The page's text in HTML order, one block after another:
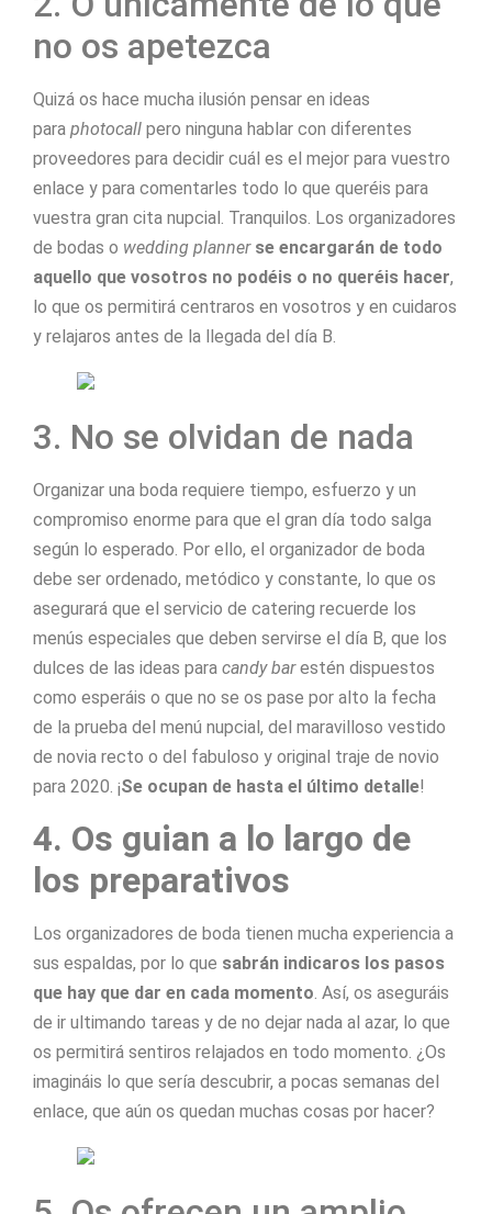
no os apetezca
Quizá os hace mucha ilusión pensar en ideas
para photocall pero ninguna hablar con diferentes
proveedores para decidir cuál es el mejor para vuestro
enlace y para comentarles todo lo que queréis para
vuestra gran cita nupcial. Tranquilos. Los organizadores
de bodas o wedding planner se encargarán de todo
aquello que vosotros no podéis o no queréis hacer,
lo que os permitirá centraros en vosotros y en cuidaros
y relajaros antes de la llegada del día B.
3. No se olvidan de nada
Organizar una boda requiere tiempo, esfuerzo y un
compromiso enorme para que el gran día todo salga
según lo esperado. Por ello, el organizador de boda
debe ser ordenado, metódico y constante, lo que os
asegurará que el servicio de catering recuerde los
menús especiales que deben servirse el día B, que los
dulces de las ideas para candy barestén dispuestos
como esperáis o que no se os pase por alto la fecha
de la prueba del menú nupcial, del maravilloso vestido
de novia recto o del fabuloso y original traje de novio
para 2020. ¡Se ocupan de hasta el último detalle!
4. Os guian a lo largo de
los preparativos
Los organizadores de boda tienen mucha experiencia a
sus espaldas, por lo que sabrán indicaros los pasos
que hay que dar en cada momento . Así, os aseguráis
de ir ultimando tareas y de no dejar nada al azar, lo que
os permitirá sentiros relajados en todo momento. ¿Os
imagináis lo que sería descubrir, a pocas semanas del
enlace, que aún os quedan muchas cosas por hacer?